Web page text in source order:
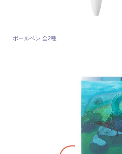
ボールペン 全2種